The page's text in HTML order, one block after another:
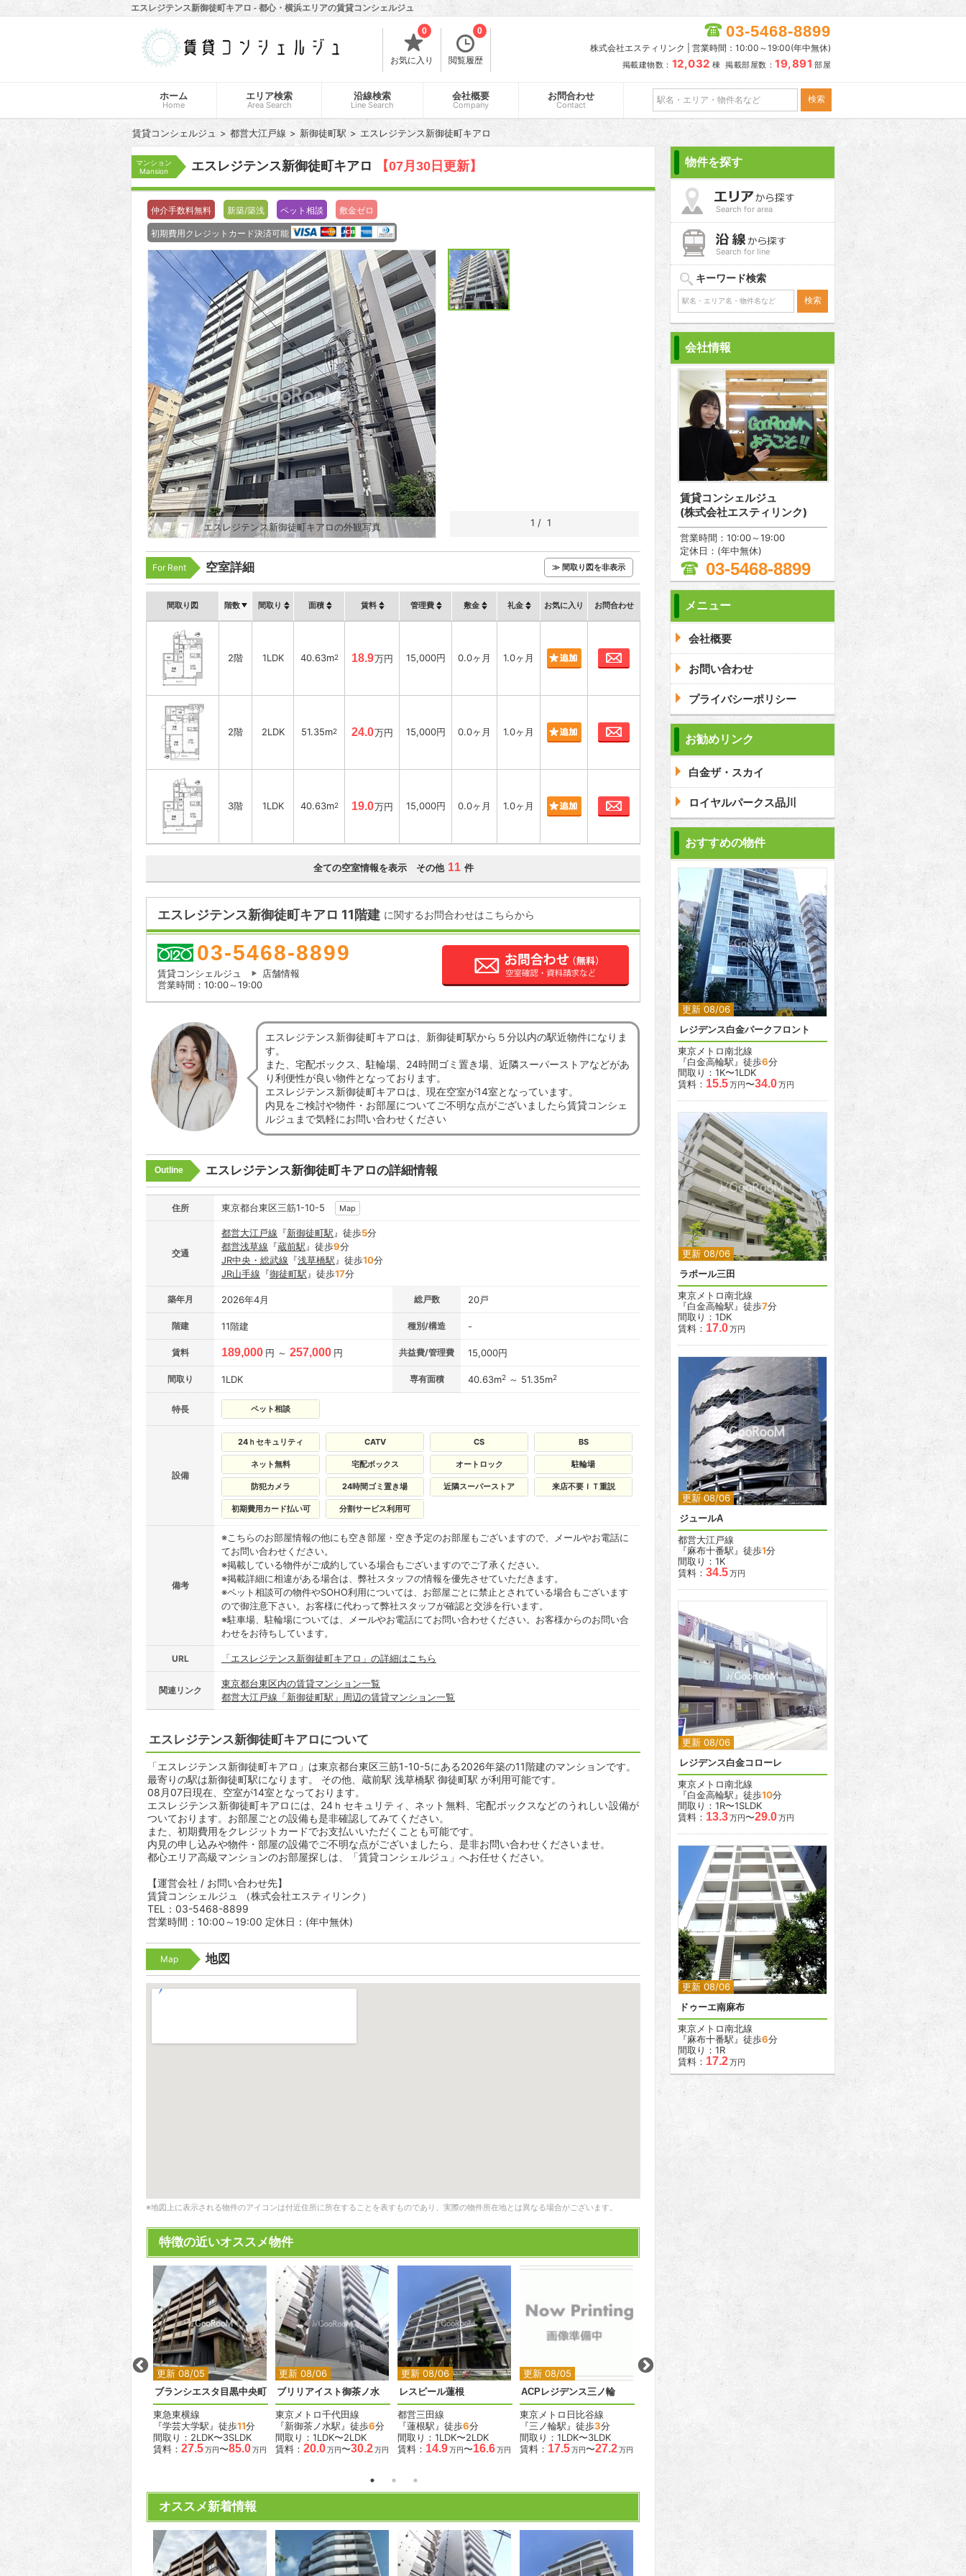
エスレジテンス新御徒町キアロ - 都心・横浜エリアの賃貸コンシェルジュ
お気に入り
0
閲覧履歴
0 03-5468-8899
株式会社エスティリンク | 営業時間：10:00～19:00(年中無休)
掲載建物数： 12,032 棟 掲載部屋数： 19,891 部屋
ホーム
Home
エリア検索
Area Search
沿線検索
Line Search
会社概要
Company
お問合わせ
Contact
賃貸コンシェルジュ 都営大江戸線 新御徒町駅 エスレジテンス新御徒町キアロ
マンション
Mansion
エスレジテンス新御徒町キアロ 【07月30日更新】
仲介手数料無料 新築/築浅 ペット相談 敷金ゼロ
初期費用クレジットカード決済可能
エスレジテンス新御徒町キアロの外観写真 1 / 1
For Rent 空室詳細 ≫ 間取り図を非表示
間取り図 階数 間取り 面積 賃料 管理費 敷金 礼金 お気に入り お問合わせ
2階 1LDK 40.63m2 18.9万円 15,000円 0.0ヶ月 1.0ヶ月 お問合わせ
2階 2LDK 51.35m2 24.0万円 15,000円 0.0ヶ月 1.0ヶ月 お問合わせ
3階 1LDK 40.63m2 19.0万円 15,000円 0.0ヶ月 1.0ヶ月 お問合わせ
全ての空室情報を表示 その他 11 件
エスレジテンス新御徒町キアロ 11階建 に関するお問合わせはこちらから
03-5468-8899
賃貸コンシェルジュ
店舗情報
営業時間：10:00～19:00
エスレジテンス新御徒町キアロは、新御徒町駅から５分以内の駅近物件になりま
す。
また、宅配ボックス、駐輪場、24時間ゴミ置き場、近隣スーパーストアなどがあ
り利便性が良い物件となっております。
エスレジテンス新御徒町キアロは、現在空室が14室となっています。
内見をご検討や物件・お部屋についてご不明な点がございましたら賃貸コンシェ
ルジュまで気軽にお問い合わせください
Outline エスレジテンス新御徒町キアロの詳細情報
住所 東京都台東区三筋1-10-5 Map
交通
都営大江戸線 『新御徒町駅 』徒歩5分
都営浅草線 『蔵前駅 』徒歩9分
JR中央・総武線 『浅草橋駅 』徒歩10分
JR山手線 『御徒町駅 』徒歩17分
築年月 2026年4月 総戸数 20戸
階建 11階建 種別/構造 -
賃料 189,000 円 ～ 257,000 円 共益費/管理費 15,000円
間取り 1LDK 専有面積 40.63m2 ～ 51.35m2
特長 ペット相談
設備
24ｈセキュリティ CATV CS BS
ネット無料 宅配ボックス オートロック 駐輪場
防犯カメラ 24時間ゴミ置き場 近隣スーパーストア 来店不要ＩＴ重説
初期費用カード払い可 分割サービス利用可
備考
※こちらのお部屋情報の他にも空き部屋・空き予定のお部屋もございますので、メールやお電話に
てお問い合わせください。
※掲載している物件がご成約している場合もございますのでご了承ください。
※掲載詳細に相違がある場合は、弊社スタッフの情報を優先させていただきます。
※ペット相談可の物件やSOHO利用については、お部屋ごとに禁止とされている場合もございます
ので御注意下さい。お客様に代わって弊社スタッフが確認と交渉を行います。
※駐車場、駐輪場については、メールやお電話にてお問い合わせください。お客様からのお問い合
わせをお待ちしています。
URL 「エスレジテンス新御徒町キアロ」の詳細はこちら
関連リンク
東京都台東区内の賃貸マンション一覧
都営大江戸線「新御徒町駅」周辺の賃貸マンション一覧
エスレジテンス新御徒町キアロについて
「エスレジテンス新御徒町キアロ」は東京都台東区三筋1-10-5にある2026年築の11階建のマンションです。
最寄りの駅は新御徒町駅になります。 その他、蔵前駅 浅草橋駅 御徒町駅 が利用可能です。
08月07日現在、空室が14室となっております。
エスレジテンス新御徒町キアロには、24ｈセキュリティ、ネット無料、宅配ボックスなどのうれしい設備が
ついております。お部屋ごとの設備も是非確認してみてください。
また、初期費用をクレジットカードでお支払いいただくことも可能です。
内見の申し込みや物件・部屋の設備でご不明な点がございましたら、是非お問い合わせくださいませ。
都心エリア高級マンションのお部屋探しは、「賃貸コンシェルジュ」へお任せください。
【運営会社 / お問い合わせ先】
賃貸コンシェルジュ （株式会社エスティリンク）
TEL：03-5468-8899
営業時間：10:00～19:00 定休日：(年中無休)
Map 地図
※地図上に表示される物件のアイコンは付近住所に所在することを表すものであり、実際の物件所在地とは異なる場合がございます。
特徴の近いオススメ物件
ACPレジデンス三ノ輪テラス
更新 08/01
2
『芝公園駅』徒歩
分
間取り：1LDK
賃料：
20.3
更新 08/05
2
ブランシエスタ目黒中央町
東急東横線
『学芸大学駅』徒歩11分
間取り：2LDK〜3SLDK
賃料： 27.5万円〜85.0万円
更新 08/06
2
ブリリアイスト御茶ノ水
東京メトロ千代田線
『新御茶ノ水駅』徒歩6分
間取り：1LDK〜2LDK
賃料： 20.0万円〜30.2万円
更新 08/06
2 2
レスピール蓮根
都営三田線
『蓮根駅』徒歩6分
間取り：1LDK〜2LDK
賃料： 14.9万円〜16.6万円
更新 08/05
2
ACPレジデンス三ノ輪
東京メトロ日比谷線
『三ノ輪駅』徒歩3分
間取り：1LDK〜3LDK
賃料： 17.5万円〜27.2万円
更新 08/05
2
ムーヴァ代々木
小田急小田原線
『南新宿駅』徒歩
賃料：
〜 35.3
更新 08/01
2
デュオフラッツ大森イースト
JR京浜東北線
『大森駅』徒歩
分
間取り：1DK〜2LDK
更新 08/06
『亀戸駅』徒歩
間取り：1DK〜
14.0
オススメ新着情報
物件を探す
Search for area
Search for line
キーワード検索
会社情報
賃貸コンシェルジュ
(株式会社エスティリンク)
営業時間：10:00～19:00
定休日：(年中無休)
03-5468-8899
メニュー
会社概要
お問い合わせ
プライバシーポリシー
お勧めリンク
白金ザ・スカイ
ロイヤルパークス品川
おすすめの物件
更新 08/06
2 2
レジデンス白金パークフロント
東京メトロ南北線
『白金高輪駅』徒歩6分
間取り：1K〜1LDK
賃料： 15.5万円〜34.0万円
更新 08/06
2
ラポール三田
東京メトロ南北線
『白金高輪駅』徒歩7分
間取り：1DK
賃料： 17.0万円
更新 08/06
2
ジュールA
都営大江戸線
『麻布十番駅』徒歩1分
間取り：1K
賃料： 34.5万円
更新 08/06
2 2
レジデンス白金コローレ
東京メトロ南北線
『白金高輪駅』徒歩10分
間取り：1R〜1SLDK
賃料： 13.3万円〜29.0万円
更新 08/06
2
ドゥーエ南麻布
東京メトロ南北線
『麻布十番駅』徒歩6分
間取り：1R
賃料： 17.2万円